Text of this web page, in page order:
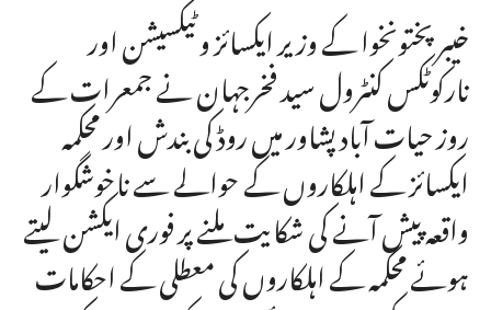
خیبرپختونخوا کے وزیر ایکسائز و ٹیکسیشن اور
نارکوٹکس کنٹرول سید فخرجہان نے جمعرات کے
روز حیات آباد پشاور میں روڈ کی بندش اور محکمہ
ایکسائز کے اہلکاروں کے حوالے سے ناخوشگوار
واقعہ پیش آنے کی شکایت ملنے پر فوری ایکشن لیتے
ہوئے محکمہ کے اہلکاروں کی معطلی کے احکامات